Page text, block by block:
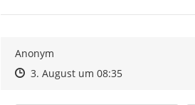
Anonym
Zeitpunkt des Erstellens
Zeitpunkt des Erstellens
3. August um 08:35Zur Äußerung